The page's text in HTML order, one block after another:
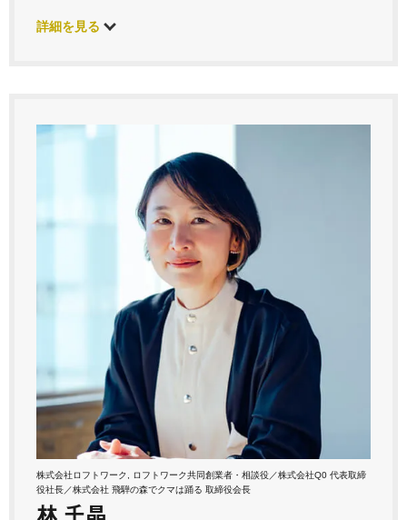
詳細を見る
株式会社ロフトワーク, ロフトワーク共同創業者・相談役／株式会社Q0 代表取締
役社長／株式会社 飛騨の森でクマは踊る 取締役会長